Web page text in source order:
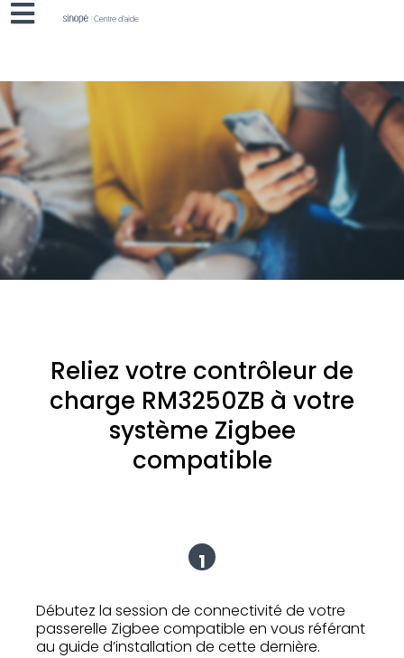
Reliez votre contrôleur de
charge RM3250ZB à votre
système Zigbee
compatible
1
Débutez la session de connectivité de votre
passerelle Zigbee compatible en vous référant
au guide d’installation de cette dernière.